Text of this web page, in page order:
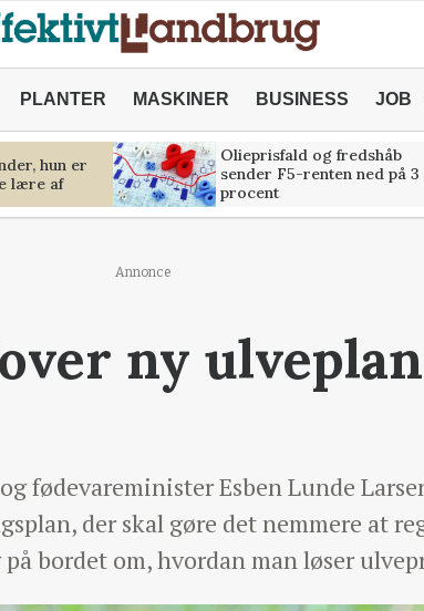
PLANTER MASKINER BUSINESS JOB
hun er
lære af
Olieprisfald og fredshåb
sender F5-renten ned på 3
procent
Annonce
ny
fødevareminister Esben Lunde
der skal gøre det nemmere at
bordet om, hvordan man løser